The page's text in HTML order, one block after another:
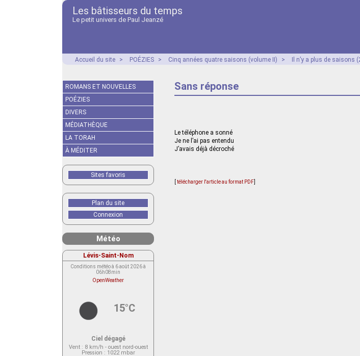
Les bâtisseurs du temps
Le petit univers de Paul Jeanzé
Accueil du site > POÉZIES > Cinq années quatre saisons (volume II) > Il n’y a plus de saisons
Sans réponse
Le téléphone a sonné
Je ne l’ai pas entendu
J’avais déjà décroché
télécharger l'article au format PDF
ROMANS ET NOUVELLES
POÉZIES
DIVERS
MÉDIATHÈQUE
LA TORAH
À MÉDITER
Sites favoris
Plan du site
Connexion
Météo
Lévis-Saint-Nom
Conditions météo à 6 août 2026 à
06h08min
OpenWeather
15°C
Ciel dégagé
Vent: 8 km/h - ouest nord-ouest
Pression : 1022 mbar